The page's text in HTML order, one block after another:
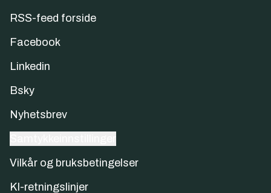
RSS-feed forside
Facebook
Linkedin
Bsky
Nyhetsbrev
Vilkår og bruksbetingelser
KI-retningslinjer